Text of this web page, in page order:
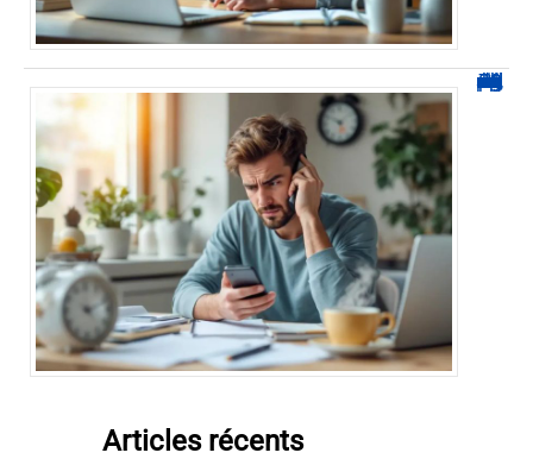
0270 démarchage : comment repérer, bloquer et signaler ces appels
Articles récents